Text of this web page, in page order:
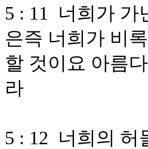
5 : 11 너희가 가
은즉 너희가 비
할 것이요 아름
라
5 : 12 너희의 허